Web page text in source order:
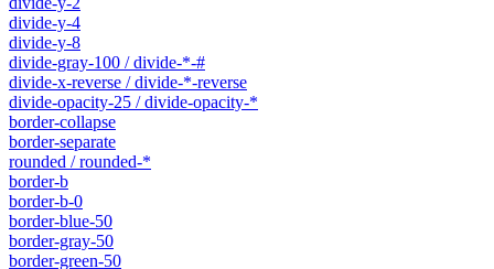
divide-y-4
divide-y-8
divide-gray-100 / divide-*-#
divide-x-reverse / divide-*-reverse
divide-opacity-25 / divide-opacity-*
border-collapse
border-separate
rounded / rounded-*
border-b
border-b-0
border-blue-50
border-gray-50
border-green-50